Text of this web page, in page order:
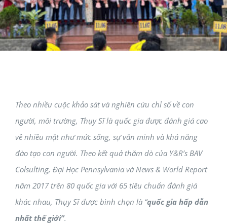
Theo nhiều cuộc khảo sát và nghiên cứu chỉ số về con
người, môi trường, Thụy Sĩ là quốc gia được đánh giá cao
về nhiều mặt như mức sống, sự văn minh và khả năng
đào tạo con người. Theo kết quả thăm dò của Y&R’s BAV
Colsulting, Đại Học Pennsylvania và News & World Report
năm 2017 trên 80 quốc gia với 65 tiêu chuẩn đánh giá
khác nhau, Thụy Sĩ được bình chọn là “quốc gia hấp dẫn
nhất thế giới”.